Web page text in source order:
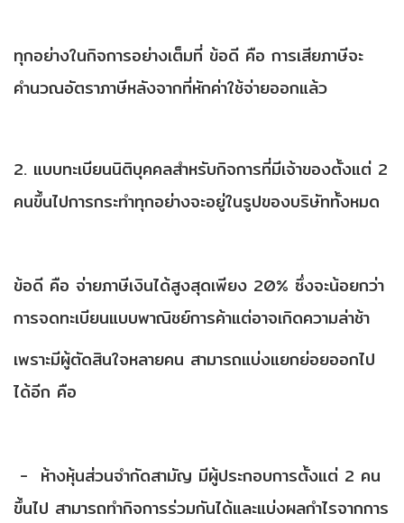
ทุกอย่างในกิจการอย่างเต็มที่ ข้อดี คือ การเสียภาษีจะ
คำนวณอัตราภาษีหลังจากที่หักค่าใช้จ่ายออกแล้ว
2. แบบทะเบียนนิติบุคคลสำหรับกิจการที่มีเจ้าของตั้งแต่ 2
คนขึ้นไปการกระทำทุกอย่างจะอยู่ในรูปของบริษัททั้งหมด
ข้อดี คือ จ่ายภาษีเงินได้สูงสุดเพียง 20% ซึ่งจะน้อยกว่า
การจดทะเบียนแบบพาณิชย์การค้าแต่อาจเกิดความล่าช้า
เพราะมีผู้ตัดสินใจหลายคน สามารถแบ่งแยกย่อยออกไป
ได้อีก คือ
- ห้างหุ้นส่วนจำกัดสามัญ มีผู้ประกอบการตั้งแต่ 2 คน
ขึ้นไป สามารถทำกิจการร่วมกันได้และแบ่งผลกำไรจากการ